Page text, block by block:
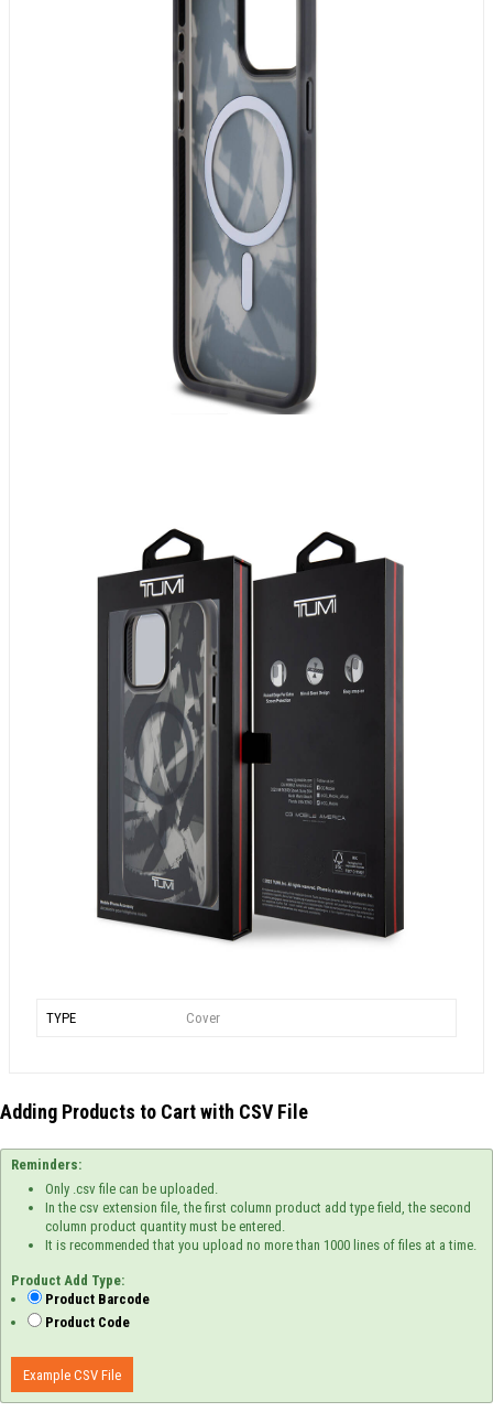
TYPE Cover
Adding Products to Cart with CSV File
Reminders:
Only .csv file can be uploaded.
In the csv extension file, the first column product add type field, the second
column product quantity must be entered.
It is recommended that you upload no more than 1000 lines of files at a time.
Product Add Type:
Product Barcode
Product Code
Example CSV File